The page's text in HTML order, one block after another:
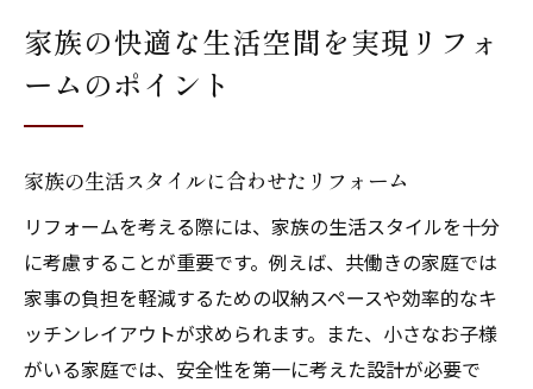
家族の快適な生活空間を実現リフォ
ームのポイント
家族の生活スタイルに合わせたリフォーム
リフォームを考える際には、家族の生活スタイルを十分
に考慮することが重要です。例えば、共働きの家庭では
家事の負担を軽減するための収納スペースや効率的なキ
ッチンレイアウトが求められます。また、小さなお子様
がいる家庭では、安全性を第一に考えた設計が必要で